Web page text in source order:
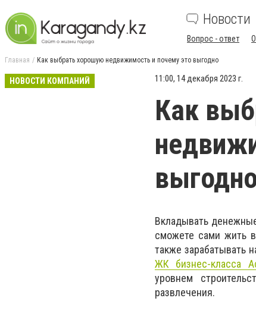
Новости
Вопрос - ответ
Главная Как выбрать хорошую недвижимость и почему это выгодно
НОВОСТИ КОМПАНИЙ 11:00, 14 декабря 2023 г.
Как
Вкладывать
сможете сами жить
также зарабатывать
ЖК бизнес-класса
уровнем
развлечения.